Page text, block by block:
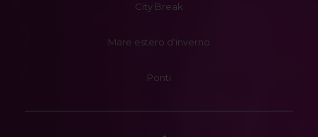
City Break
Mare estero d'inverno
Ponti